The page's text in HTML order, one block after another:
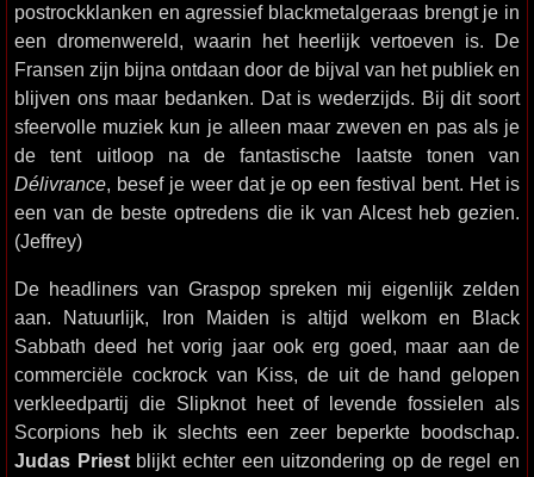
postrockklanken en agressief blackmetalgeraas brengt je in
een dromenwereld, waarin het heerlijk vertoeven is. De
Fransen zijn bijna ontdaan door de bijval van het publiek en
blijven ons maar bedanken. Dat is wederzijds. Bij dit soort
sfeervolle muziek kun je alleen maar zweven en pas als je
de tent uitloop na de fantastische laatste tonen van
Délivrance, besef je weer dat je op een festival bent. Het is
een van de beste optredens die ik van Alcest heb gezien.
(Jeffrey)
De headliners van Graspop spreken mij eigenlijk zelden
aan. Natuurlijk, Iron Maiden is altijd welkom en Black
Sabbath deed het vorig jaar ook erg goed, maar aan de
commerciële cockrock van Kiss, de uit de hand gelopen
verkleedpartij die Slipknot heet of levende fossielen als
Scorpions heb ik slechts een zeer beperkte boodschap.
Judas Priestblijkt echter een uitzondering op de regel en